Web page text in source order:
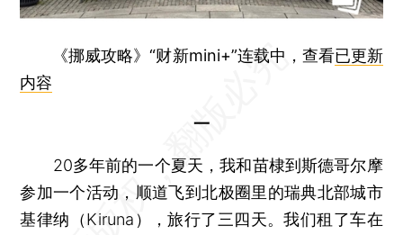
《挪威攻略》“财新mini+”连载中，查看已更新
内容
一
20多年前的一个夏天，我和苗棣到斯德哥尔摩
参加一个活动，顺道飞到北极圈里的瑞典北部城市
基律纳（Kiruna），旅行了三四天。我们租了车在